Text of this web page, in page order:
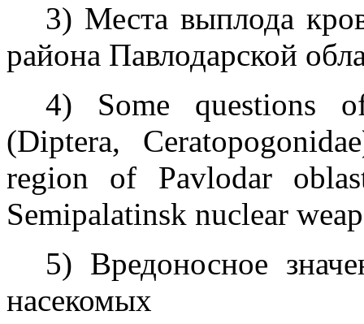
3) Места выплода
района Павлодарской
4) Some questions
(Diptera,
region of Pavlodar
Semipalatinsk nuclear
5) Вредоносное
насекомых